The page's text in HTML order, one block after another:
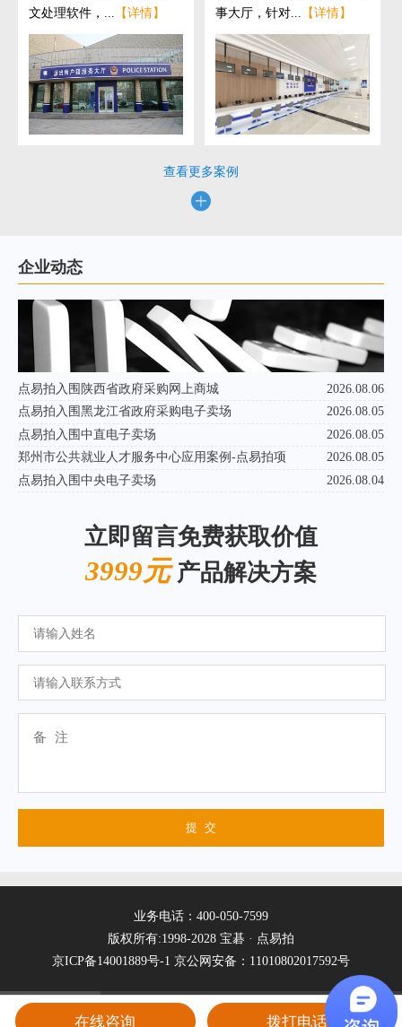
文处理软件，... 【详情】
事大厅，针对... 【详情】
查看更多案例
企业动态
点易拍入围陕西省政府采购网上商城
2026.08.06
点易拍入围黑龙江省政府采购电子卖场
2026.08.05
点易拍入围中直电子卖场
2026.08.05
郑州市公共就业人才服务中心应用案例-点易拍项
2026.08.05
点易拍入围中央电子卖场
2026.08.04
立即留言免费获取价值
3999元产品解决方案
业务电话：400-050-7599
版权所有:1998-2028 宝碁 · 点易拍
京ICP备14001889号-1 京公网安备：11010802017592号
在线咨询 拨打电话